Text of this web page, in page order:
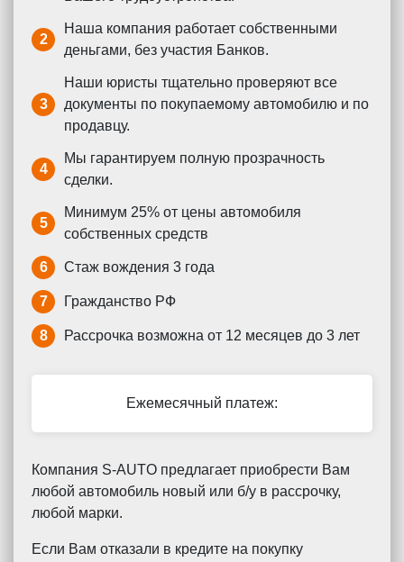
2
Наша компания работает собственными
деньгами, без участия Банков.
3
Наши юристы тщательно проверяют все
документы по покупаемому автомобилю и по
продавцу.
4
Мы гарантируем полную прозрачность
сделки.
5
Минимум 25% от цены автомобиля
собственных средств
6 Стаж вождения 3 года
7 Гражданство РФ
8 Рассрочка возможна от 12 месяцев до 3 лет
Ежемесячный платеж:
Компания S-AUTO предлагает приобрести Вам
любой автомобиль новый или б/у в рассрочку,
любой марки.
Если Вам отказали в кредите на покупку